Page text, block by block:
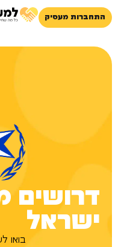
התחברות מעסיק
דרושים
ישראל
בואו